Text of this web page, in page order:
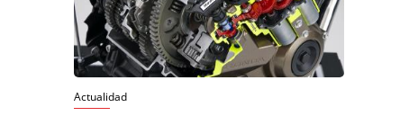
Actualidad